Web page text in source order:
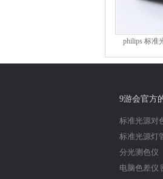
philips 标准
9游会官方
标准光源对
标准光源灯
分光测色仪
电脑色差仪